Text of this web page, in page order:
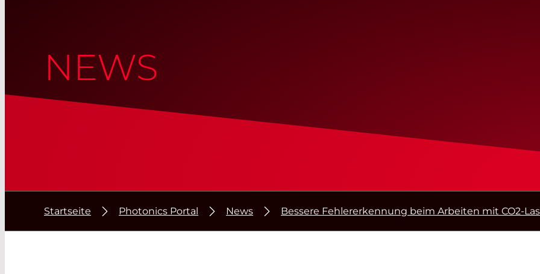
NEWS
Startseite Photonics Portal News Bessere Fehlererkennung beim Arbeiten mit CO2-